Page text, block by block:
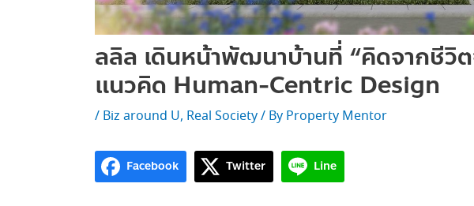
ลลิล เดินหน้าพัฒนาบ้านที่ “คิดจากชีวิ
แนวคิด Human-Centric Design
/ Biz around U, Real Society/ By Property Mentor
Facebook Twitter Line